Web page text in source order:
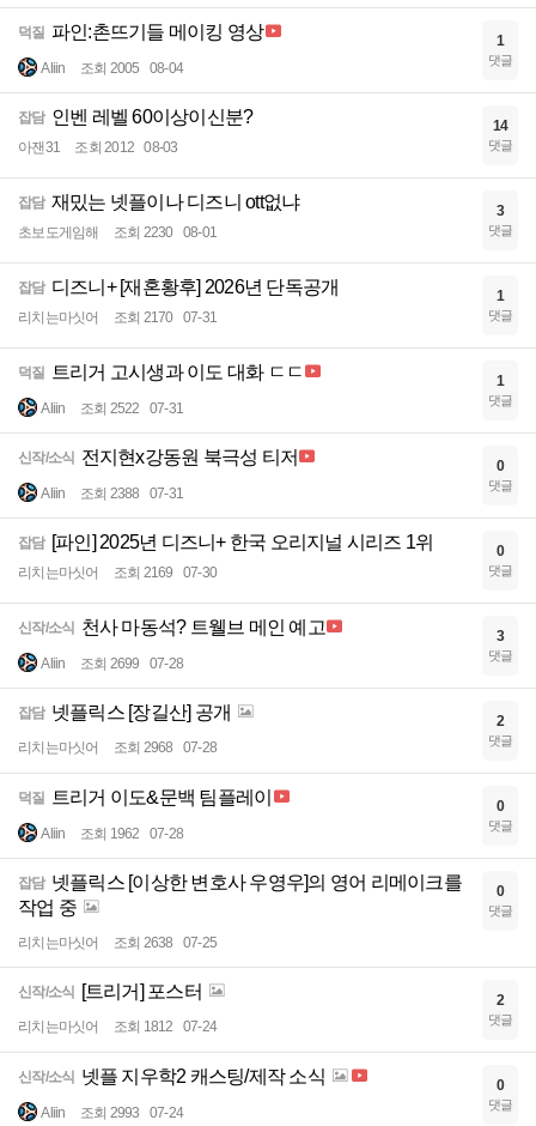
덕질 파인:촌뜨기들 메이킹 영상
Aliin 조회 2005 08-04
1
댓글
잡담 인벤 레벨 60이상이신분?
아잰31 조회 2012 08-03
14
댓글
잡담 재밌는 넷플이나 디즈니 ott없냐
초보도게임해 조회 2230 08-01
3
댓글
잡담 디즈니+ [재혼황후] 2026년 단독공개
리치는마싯어 조회 2170 07-31
1
댓글
덕질 트리거 고시생과 이도 대화 ㄷㄷ
Aliin 조회 2522 07-31
1
댓글
신작/소식 전지현x강동원 북극성 티저
Aliin 조회 2388 07-31
0
댓글
잡담 [파인] 2025년 디즈니+ 한국 오리지널 시리즈 1위
리치는마싯어 조회 2169 07-30
0
댓글
신작/소식 천사 마동석? 트웰브 메인 예고
Aliin 조회 2699 07-28
3
댓글
잡담 넷플릭스 [장길산] 공개
리치는마싯어 조회 2968 07-28
2
댓글
덕질 트리거 이도&문백 팀플레이
Aliin 조회 1962 07-28
0
댓글
잡담 넷플릭스 [이상한 변호사 우영우]의 영어 리메이크를
작업 중
리치는마싯어 조회 2638 07-25
0
댓글
신작/소식 [트리거] 포스터
리치는마싯어 조회 1812 07-24
2
댓글
신작/소식 넷플 지우학2 캐스팅/제작 소식
Aliin 조회 2993 07-24
0
댓글